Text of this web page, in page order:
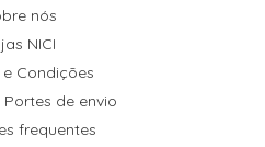
nós
NICI
Condições
Portes de envio
frequentes